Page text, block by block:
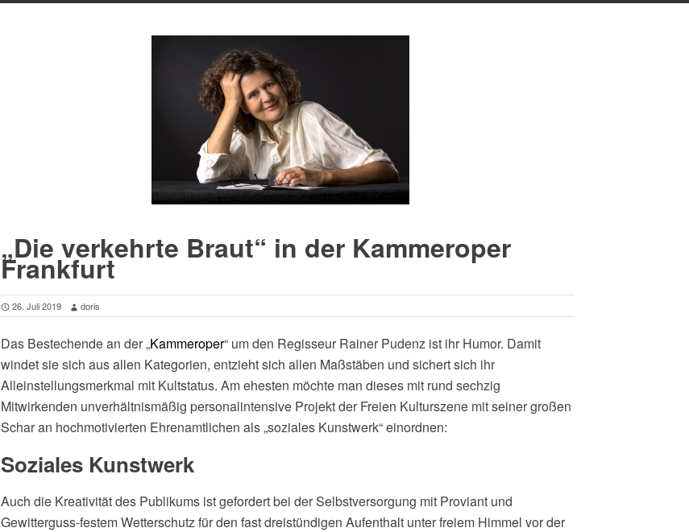
„Die verkehrte Braut“ in der Kammeroper
Frankfurt
26. Juli 2019 doris
Das Bestechende an der „Kammeroper“ um den Regisseur Rainer Pudenz ist ihr Humor. Damit
windet sie sich aus allen Kategorien, entzieht sich allen Maßstäben und sichert sich ihr
Alleinstellungsmerkmal mit Kultstatus. Am ehesten möchte man dieses mit rund sechzig
Mitwirkenden unverhältnismäßig personalintensive Projekt der Freien Kulturszene mit seiner großen
Schar an hochmotivierten Ehrenamtlichen als „soziales Kunstwerk“ einordnen:
Soziales Kunstwerk
Auch die Kreativität des Publikums ist gefordert bei der Selbstversorgung mit Proviant und
Gewitterguss-festem Wetterschutz für den fast dreistündigen Aufenthalt unter freiem Himmel vor der